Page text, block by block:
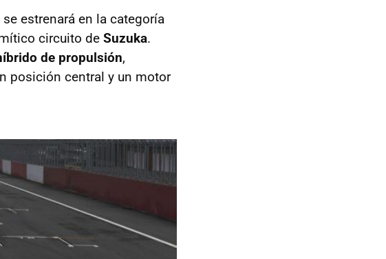
estrenará en la categoría
circuito de Suzuka.
de propulsión,
posición central y un motor